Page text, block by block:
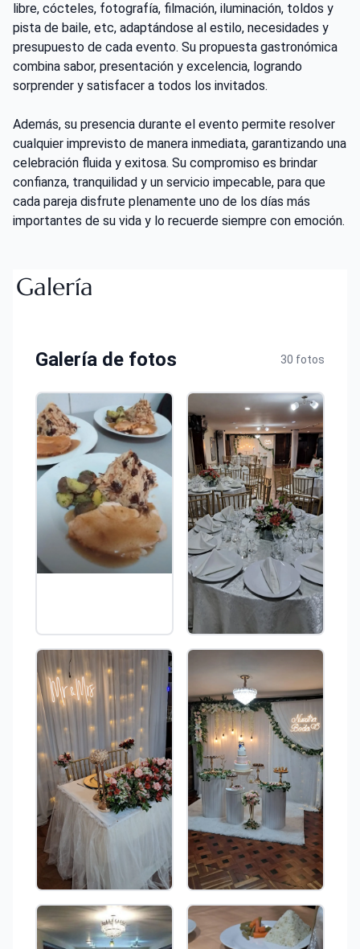
libre, cócteles, fotografía, filmación, iluminación, toldos y
pista de baile, etc, adaptándose al estilo, necesidades y
presupuesto de cada evento. Su propuesta gastronómica
combina sabor, presentación y excelencia, logrando
sorprender y satisfacer a todos los invitados.
Además, su presencia durante el evento permite resolver
cualquier imprevisto de manera inmediata, garantizando una
celebración fluida y exitosa. Su compromiso es brindar
confianza, tranquilidad y un servicio impecable, para que
cada pareja disfrute plenamente uno de los días más
importantes de su vida y lo recuerde siempre con emoción.
Galería
Galería de fotos 30 fotos